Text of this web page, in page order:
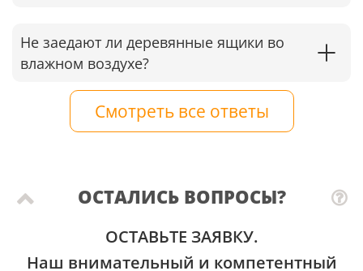
Не заедают ли деревянные ящики во
влажном воздухе?
Смотреть все ответы
ОСТАЛИСЬ ВОПРОСЫ?
ОСТАВЬТЕ ЗАЯВКУ.
Наш внимательный и компетентный